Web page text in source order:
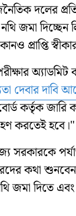
দলের
জমা দিচ্ছেন
প্রাপ্তি
অ্যাডমিট
দেবার দাবি
কর্তৃক জারি
করতেই হবে।"
কথা
জমা দিতে এবং